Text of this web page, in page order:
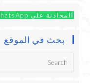
المحادثة على WhatsApp
بحث في الموقع